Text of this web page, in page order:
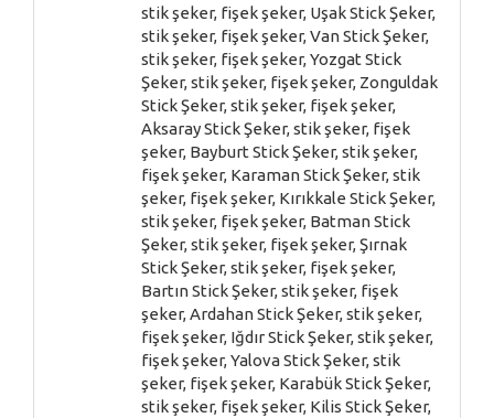
stik şeker, fişek şeker, Uşak Stick Şeker,
stik şeker, fişek şeker, Van Stick Şeker,
stik şeker, fişek şeker, Yozgat Stick
Şeker, stik şeker, fişek şeker, Zonguldak
Stick Şeker, stik şeker, fişek şeker,
Aksaray Stick Şeker, stik şeker, fişek
şeker, Bayburt Stick Şeker, stik şeker,
fişek şeker, Karaman Stick Şeker, stik
şeker, fişek şeker, Kırıkkale Stick Şeker,
stik şeker, fişek şeker, Batman Stick
Şeker, stik şeker, fişek şeker, Şırnak
Stick Şeker, stik şeker, fişek şeker,
Bartın Stick Şeker, stik şeker, fişek
şeker, Ardahan Stick Şeker, stik şeker,
fişek şeker, Iğdır Stick Şeker, stik şeker,
fişek şeker, Yalova Stick Şeker, stik
şeker, fişek şeker, Karabük Stick Şeker,
stik şeker, fişek şeker, Kilis Stick Şeker,